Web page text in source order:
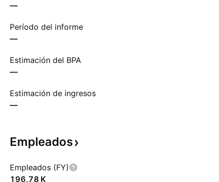
—
Período del informe
—
Estimación del BPA
—
Estimación de ingresos
—
Empleados
Empleados (FY)
‪196,78 K‬